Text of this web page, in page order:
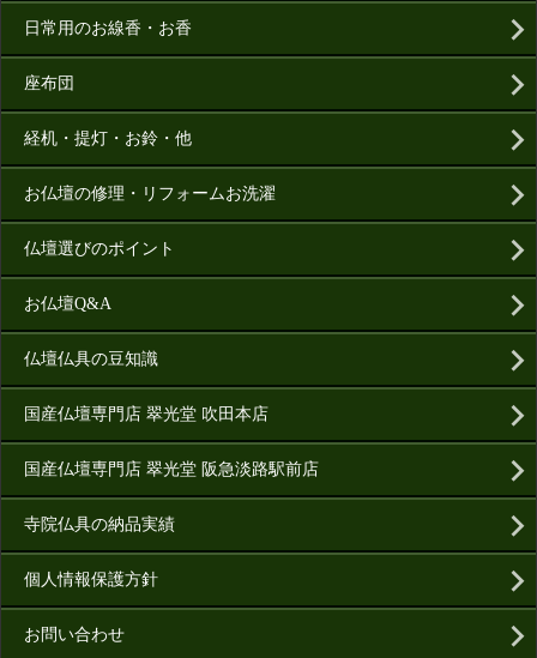
日常用のお線香・お香
座布団
経机・提灯・お鈴・他
お仏壇の修理・リフォームお洗濯
仏壇選びのポイント
お仏壇Q&A
仏壇仏具の豆知識
国産仏壇専門店 翠光堂 吹田本店
国産仏壇専門店 翠光堂 阪急淡路駅前店
寺院仏具の納品実績
個人情報保護方針
お問い合わせ